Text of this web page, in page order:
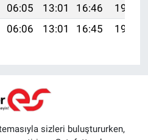
06:05 13:01 16:46
19:47
06:06 13:01 16:45 19:45
sizleri buluştururken,